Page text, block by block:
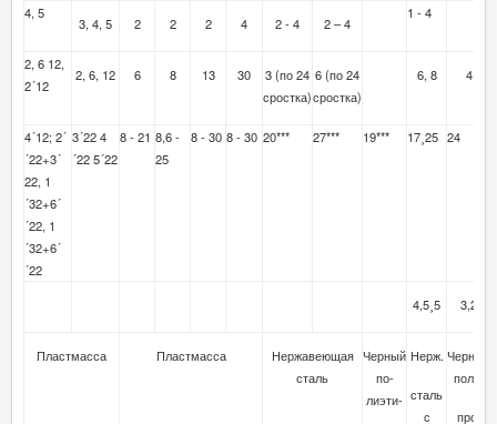
4, 5
3, 4, 5 2 2 2 4 2 - 4 2 – 4
1 - 4
2, 6 12,
2´12
2, 6, 12 6 8 13 30
3 (по 24
сростка)
6 (по 24
сростка)
6, 8 4
4´12; 2´
´22+3´
22, 1
´32+6´
´22, 1
´32+6´
´22
3´22 4
´22 5´22
8 - 21 8,6 -
25
8 - 30 8 - 30 20*** 27*** 19*** 17¸25 24
4,5¸5 3,2
Пластмасса Пластмасса
Нержавеющая
сталь
Черный
по-
лиэти-
Нерж.
сталь
с
Черный
поли-
про-